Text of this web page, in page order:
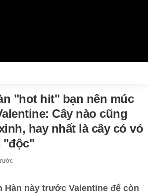
"hot hit" bạn nên múc
Cây nào cũng
hay nhất là cây có vỏ
"độc"
Hàn này trước Valentine để còn